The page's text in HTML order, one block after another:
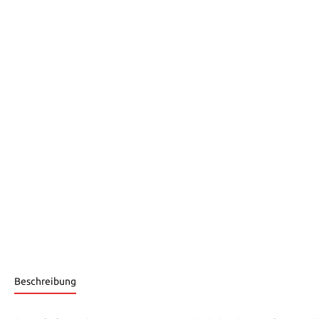
Beschreibung